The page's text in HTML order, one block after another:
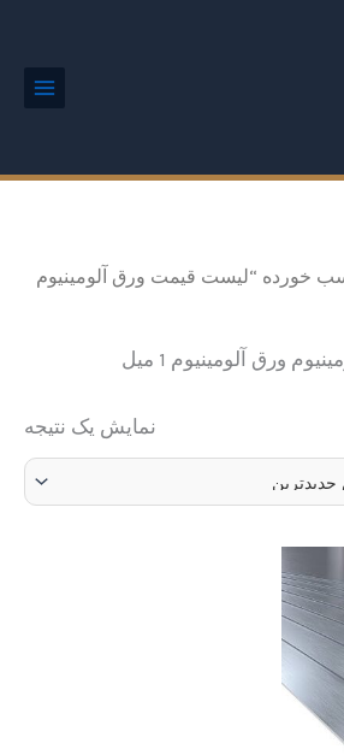
خورده “لیست قیمت ورق آلومینیوم
ورق آلومینیوم 1 میل
نمایش یک نتیجه